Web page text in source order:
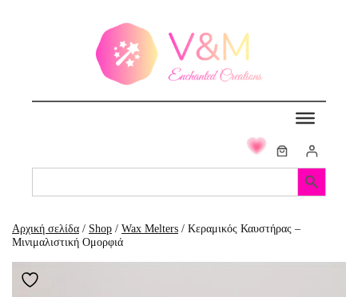
Search
Search Button
Αρχική σελίδα / Shop / Wax Melters / Κεραμικός Καυστήρας –
Μινιμαλιστική Ομορφιά